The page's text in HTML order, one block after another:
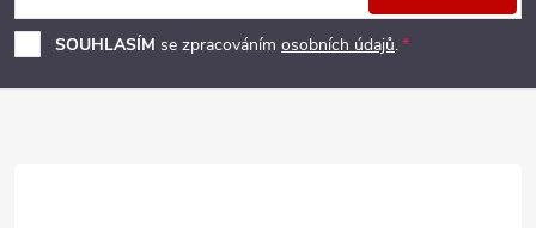
p
a
SOUHLASÍM se zpracováním osobních údajů.